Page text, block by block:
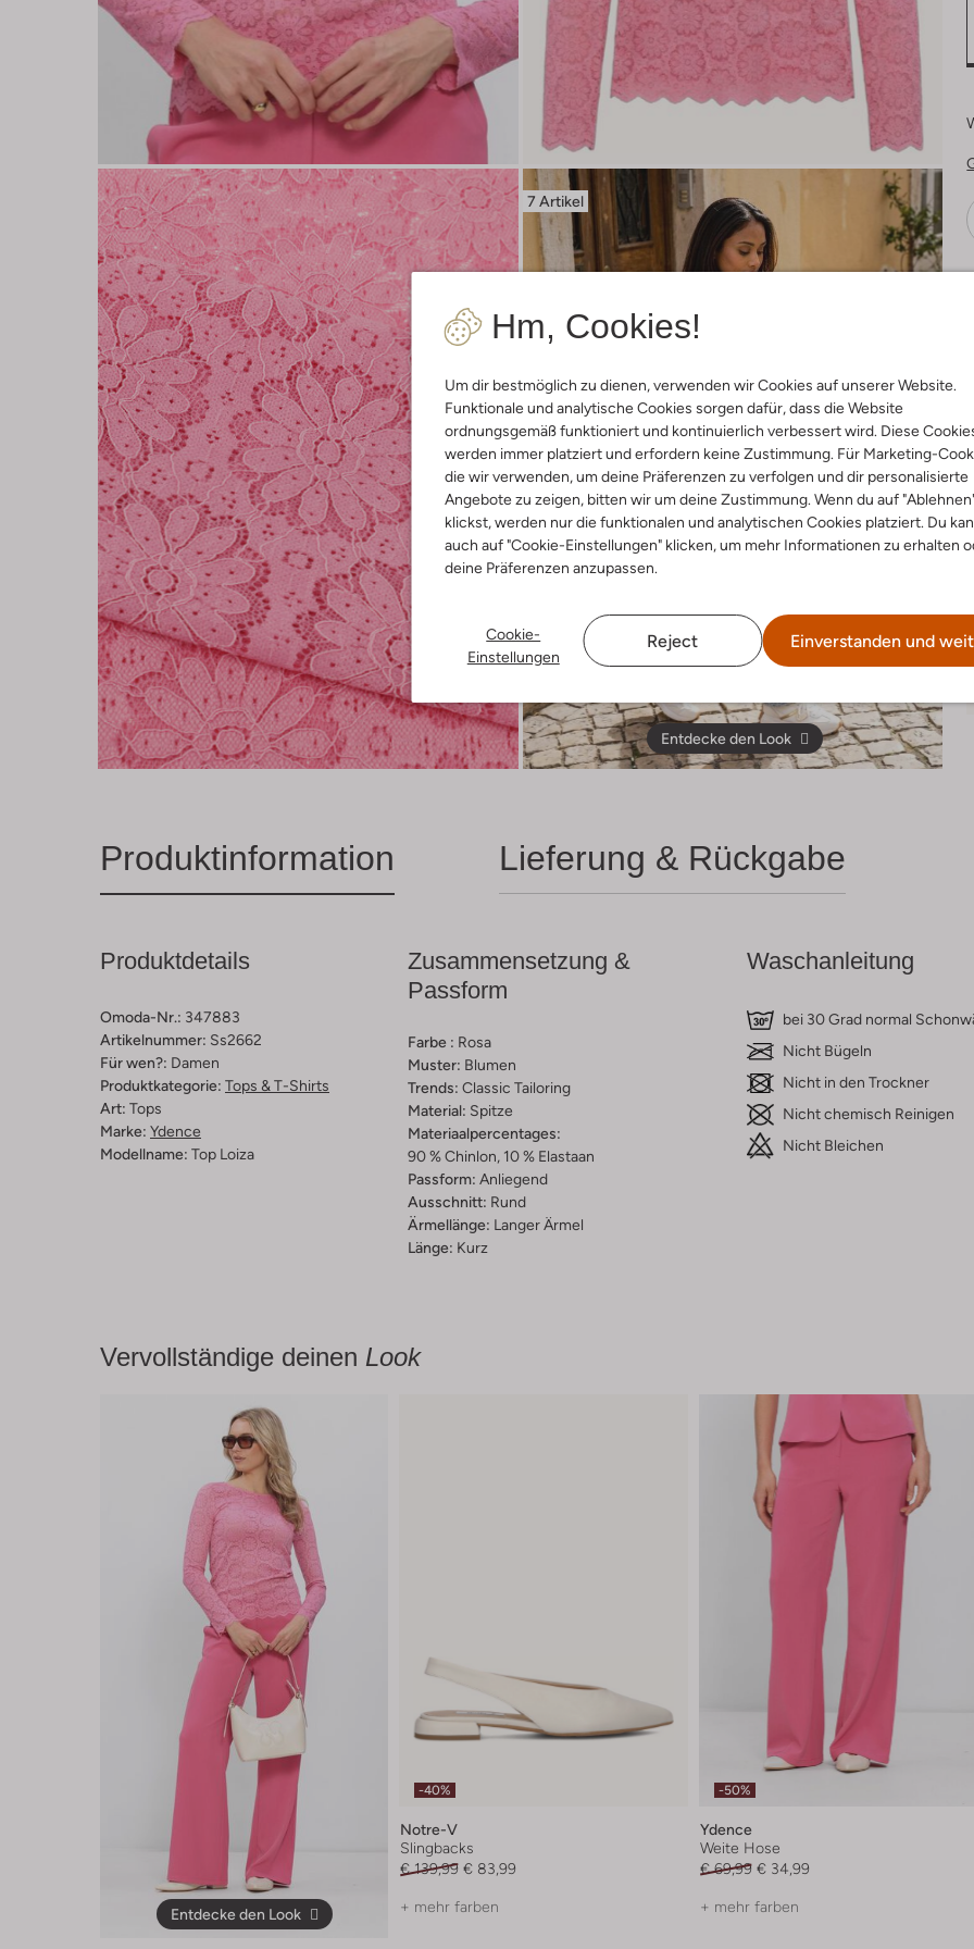
Hm, Cookies!
Um dir bestmöglich zu dienen, verwenden wir Cookies auf unserer Website.
Funktionale und analytische Cookies sorgen dafür, dass die Website
ordnungsgemäß funktioniert und kontinuierlich verbessert wird. Diese
werden immer platziert und erfordern keine Zustimmung. Für Marketing-
die wir verwenden, um deine Präferenzen zu verfolgen und dir personalisierte
Angebote zu zeigen, bitten wir um deine Zustimmung. Wenn du auf
klickst, werden nur die funktionalen und analytischen Cookies platziert. Du
auch auf "Cookie-Einstellungen" klicken, um mehr Informationen zu erhalten
deine Präferenzen anzupassen.
Cookie-
Einstellungen
Reject Einverstanden und
7 Artikel
Entdecke den Look
Produktinformation Lieferung & Rückgabe
Produktdetails
Omoda-Nr.: 347883
Artikelnummer: Ss2662
Für wen?: Damen
Produktkategorie: Tops & T-Shirts
Art: Tops
Marke: Ydence
Modellname: Top Loiza
Zusammensetzung &
Passform
Farbe : Rosa
Muster: Blumen
Trends: Classic Tailoring
Material: Spitze
Materiaalpercentages:
90 % Chinlon, 10 % Elastaan
Passform: Anliegend
Ausschnitt: Rund
Ärmellänge: Langer Ärmel
Länge: Kurz
Waschanleitung
bei 30 Grad normal
Nicht Bügeln
Nicht in den Trockner
Nicht chemisch Reinigen
Nicht Bleichen
Vervollständige deinen Look
Entdecke den Look
-40%
Notre-V
Slingbacks
€ 139,99 € 83,99
+ mehr farben
-50%
Ydence
Weite Hose
€ 69,99 € 34,99
+ mehr farben